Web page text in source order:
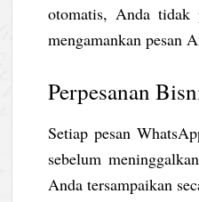
otomatis, Anda tidak
mengamankan pesan
Perpesanan
Setiap pesan
sebelum
Anda tersampaikan